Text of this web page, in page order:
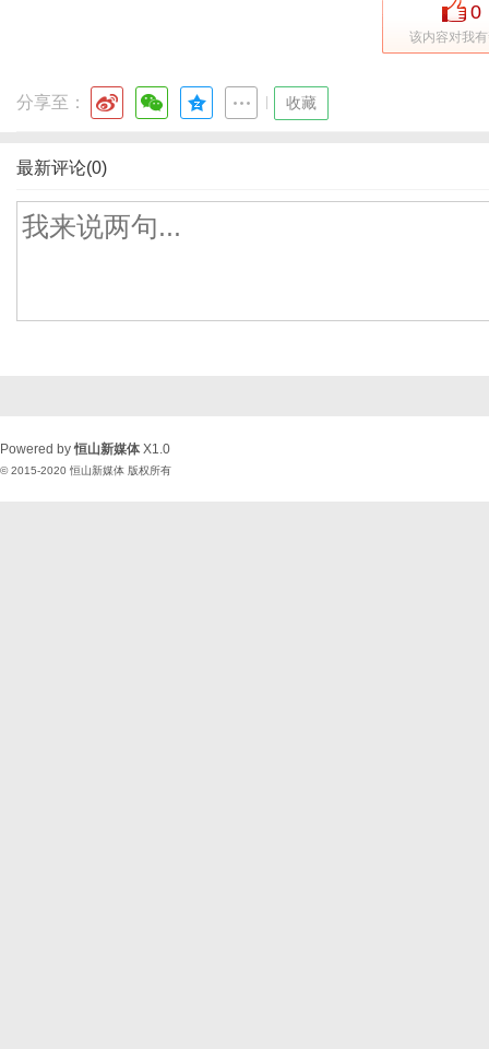
0
该内容对我
分享至： 收藏
最新评论(0)
Powered by恒山新媒体 X1.0
© 2015-2020 恒山新媒体 版权所有